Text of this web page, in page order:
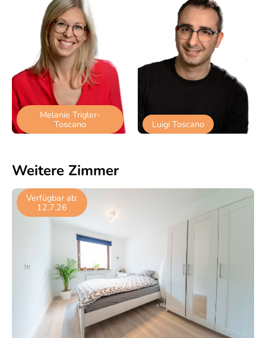
Weitere Zimmer
Verfügbar ab:
12.7.26
Melanie Trigler-
Toscano
Luigi Toscano